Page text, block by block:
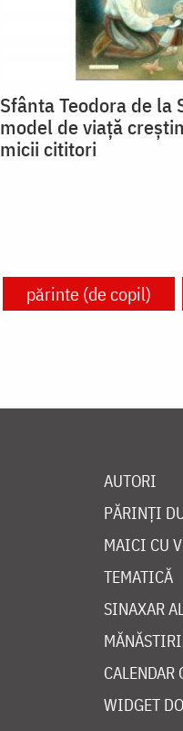
Sfânta Teodora de la
model de viaţă
micii cititori
părinte (de copil)
AUTORI
PĂRINȚI
MAICI CU
TEMATICĂ
SINAXAR
CALENDAR
WIDGET